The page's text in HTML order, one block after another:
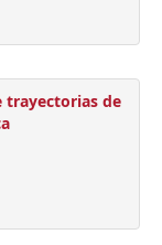
trayectorias de